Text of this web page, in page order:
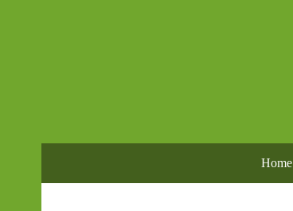
Home